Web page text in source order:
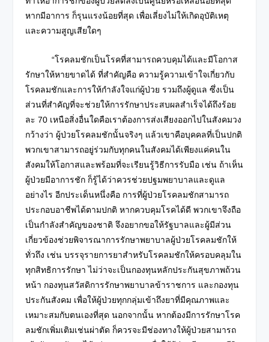
หากมีอาการ ก็รุนแรงน้อยที่สุด เพื่อเลี่ยงไม่ให้เกิดอุบัติเหตุ
และความสูญเสียใดๆ
“โรคลมชักเป็นโรคที่สามารถควบคุมได้และมีโอกาส
รักษาให้หายขาดได้ ที่สำคัญคือ ความรู้ความเข้าใจเกี่ยวกับ
โรคลมชักและการให้กำลังใจแก่ผู้ป่วย รวมถึงผู้ดูแล ซึ่งเป็น
ส่วนที่สำคัญที่จะช่วยให้การรักษาประสบผลสำเร็จได้ถึงร้อย
ละ 70 เหนือสิ่งอื่นใดคือเราต้องการส่งเสียงออกไปในสังคมวง
กว้างว่า ผู้ป่วยโรคลมชักนั้นจริงๆ แล้วเขาคือบุคคลที่เป็นปกติ
พวกเขาสามารถอยู่ร่วมกับทุกคนในสังคมได้เพียงแค่คนใน
สังคมให้โอกาสและพร้อมที่จะเรียนรู้วิธีการรับมือ เช่น ถ้าเห็น
ผู้ป่วยมีอาการชัก ก็รู้ได้ว่าควรช่วยปฐมพยาบาลและดูแล
อย่างไร อีกประเด็นหนึ่งคือ การที่ผู้ป่วยโรคลมชักสามารถ
ประกอบอาชีพได้ตามปกติ หากควบคุมโรคได้ดี พวกเขาจึงถือ
เป็นกำลังสำคัญของชาติ จึงอยากขอให้รัฐบาลและผู้มีส่วน
เกี่ยวข้องช่วยพิจารณาการรักษาพยาบาลผู้ป่วยโรคลมชักให้
ทั่วถึง เช่น บรรจุรายการยาสำหรับโรคลมชักให้ครอบคลุมใน
ทุกสิทธิการรักษา ไม่ว่าจะเป็นกองทุนหลักประกันสุขภาพถ้วน
หน้า กองทุนสวัสดิการรักษาพยาบาลข้าราชการ และกองทุน
ประกันสังคม เพื่อให้ผู้ป่วยทุกกลุ่มเข้าถึงยาที่มีคุณภาพและ
เหมาะสมกับตนเองที่สุด นอกจากนั้น หากต้องมีการรักษาโรค
ลมชักเพิ่มเติมเช่นผ่าตัด ก็ควรจะมีช่องทางให้ผู้ป่วยสามารถ